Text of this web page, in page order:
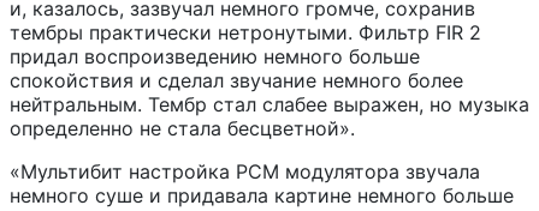
и, казалось, зазвучал немного громче, сохранив
тембры практически нетронутыми. Фильтр FIR 2
придал воспроизведению немного больше
спокойствия и сделал звучание немного более
нейтральным. Тембр стал слабее выражен, но музыка
определенно не стала бесцветной».
«Мультибит настройка PCM модулятора звучала
немного суше и придавала картине немного больше